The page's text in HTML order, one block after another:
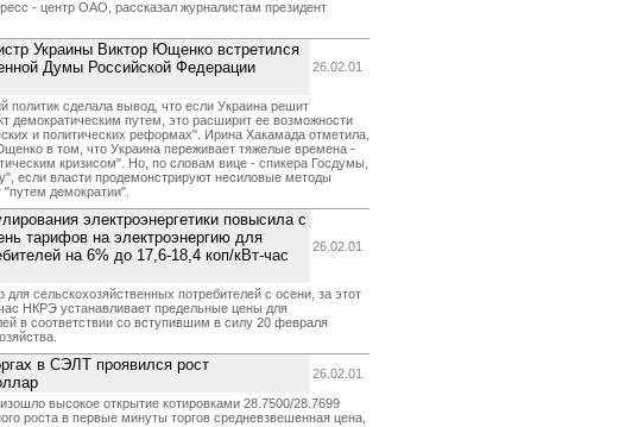
- центр ОАО, рассказал журналистам президент
Украины Виктор Ющенко встретился
Думы Российской Федерации
26.02.01
политик сделала вывод, что если Украина решит
демократическим путем, это расширит ее возможности
и политических реформах". Ирина Хакамада отметила,
в том, что Украина переживает тяжелые времена -
кризисом". Но, по словам вице - спикера Госдумы,
если власти продемонстрируют несиловые методы
демократии".
электроэнергетики повысила с
тарифов на электроэнергию для
на 6% до 17,6-18,4 коп/кВт-час
26.02.01
сельскохозяйственных потребителей с осени, за этот
НКРЭ устанавливает предельные цены для
в соответствии со вступившим в силу 20 февраля
в СЭЛТ проявился рост
26.02.01
высокое открытие котировками 28.7500/28.7699
роста в первые минуты торгов средневзвешенная цена,